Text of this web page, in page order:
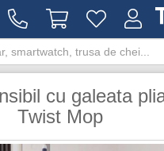
cu galeata
Twist Mop